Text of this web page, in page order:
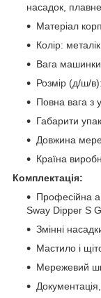
насадок,
Матеріал
Колір: металік.
Вага
Розмір (д/ш/
Повна вага з
Габарити
Довжина
Країна
Комплектація:
Професійна
Sway Dipper S
Змінні
Мастило і
Мережевий
Документація,